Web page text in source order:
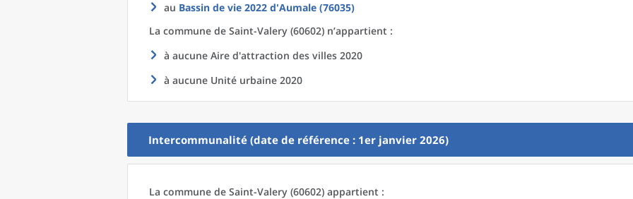
au Bassin de vie 2022 d'Aumale (76035)
La commune de Saint-Valery (60602) n’appartient :
à aucune Aire d'attraction des villes 2020
à aucune Unité urbaine 2020
Intercommunalité (date de référence : 1er janvier 2026)
La commune de Saint-Valery (60602) appartient :